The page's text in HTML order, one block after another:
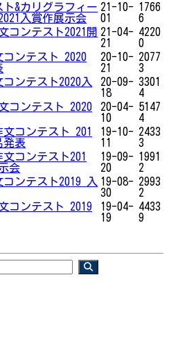
&カリグラフィー
入賞作展示会
21-10-
01
1766
6
コンテスト2021開 21-04-
21
4220
0
コンテスト 2020
20-10-
21
2077
3
ンテスト2020入
20-09-
18
3301
4
コンテスト 2020
20-04-
10
5147
4
文コンテスト 201
発表
19-10-
11
2433
3
文コンテスト201
会
19-09-
20
1991
2
ンテスト2019 入 19-08-
30
2993
2
コンテスト 2019
19-04-
19
4433
9